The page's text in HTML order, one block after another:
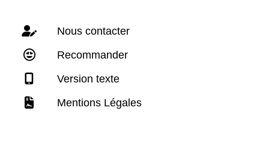
Nous contacter
Recommander
Version texte
Mentions Légales